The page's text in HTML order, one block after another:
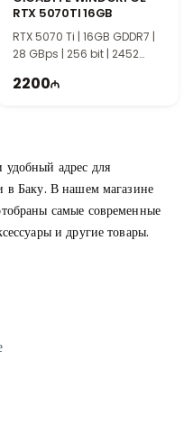
RTX 5070TI 16GB
RTX 5070 Ti | 16GB GDDR7 |
28 GBps | 256 bit | 2452
2200
адрес для
в Баку. В нашем магазине
самые современные
и другие товары.